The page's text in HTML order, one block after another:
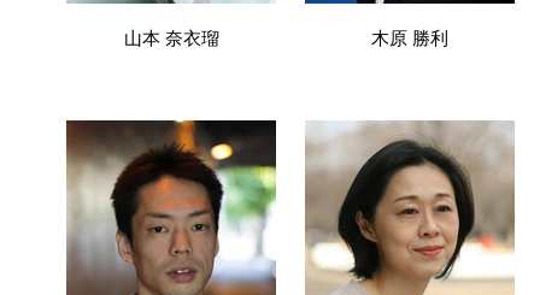
山本 奈衣瑠 木原 勝利